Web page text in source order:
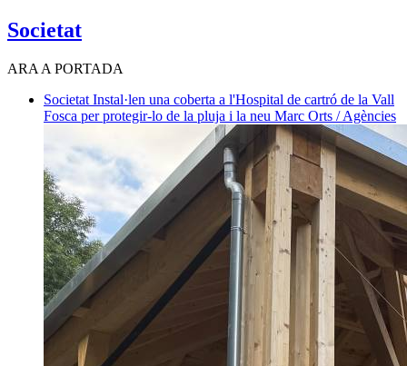
Societat
ARA A PORTADA
Societat Instal·len una coberta a l'Hospital de cartró de la Vall
Fosca per protegir-lo de la pluja i la neu Marc Orts / Agències